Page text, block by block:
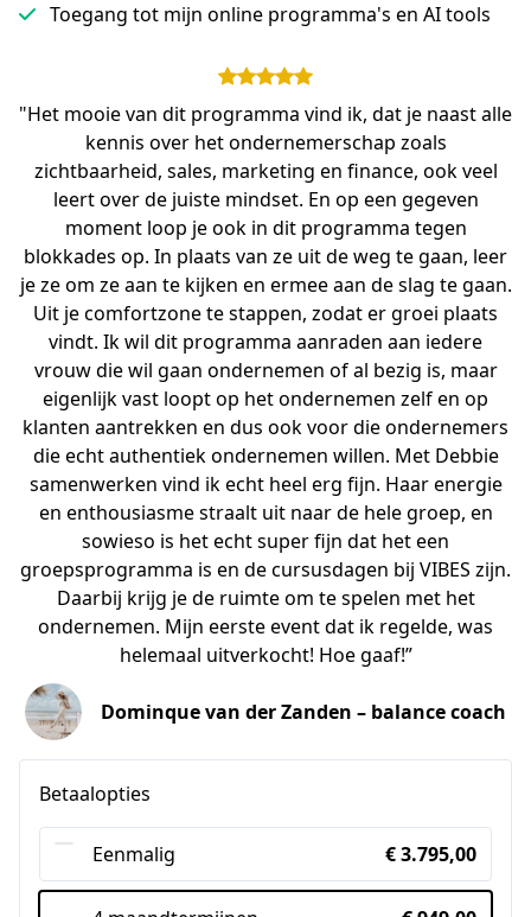
Toegang tot mijn online programma's en AI tools
"Het mooie van dit programma vind ik, dat je naast alle
kennis over het ondernemerschap zoals
zichtbaarheid, sales, marketing en finance, ook veel
leert over de juiste mindset. En op een gegeven
moment loop je ook in dit programma tegen
blokkades op. In plaats van ze uit de weg te gaan, leer
je ze om ze aan te kijken en ermee aan de slag te gaan.
Uit je comfortzone te stappen, zodat er groei plaats
vindt. Ik wil dit programma aanraden aan iedere
vrouw die wil gaan ondernemen of al bezig is, maar
eigenlijk vast loopt op het ondernemen zelf en op
klanten aantrekken en dus ook voor die ondernemers
die echt authentiek ondernemen willen. Met Debbie
samenwerken vind ik echt heel erg fijn. Haar energie
en enthousiasme straalt uit naar de hele groep, en
sowieso is het echt super fijn dat het een
groepsprogramma is en de cursusdagen bij VIBES zijn.
Daarbij krijg je de ruimte om te spelen met het
ondernemen. Mijn eerste event dat ik regelde, was
helemaal uitverkocht! Hoe gaaf!”
Dominque van der Zanden – balance coach
Betaalopties
Eenmalig € 3.795,00